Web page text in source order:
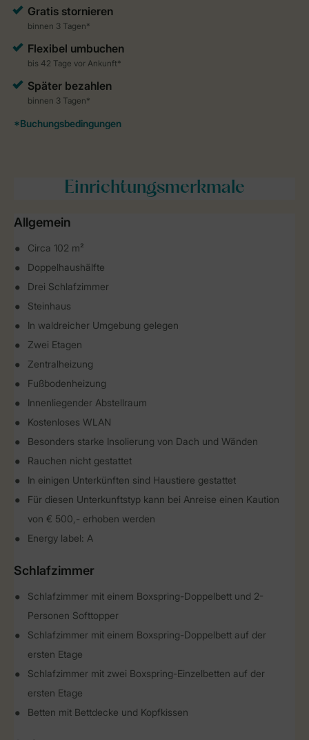
Einrichtungsmerkmale
Allgemein
Circa 102 m²
Doppelhaushälfte
Drei Schlafzimmer
Steinhaus
In waldreicher Umgebung gelegen
Zwei Etagen
Zentralheizung
Fußbodenheizung
Innenliegender Abstellraum
Kostenloses WLAN
Besonders starke Insolierung von Dach und Wänden
Rauchen nicht gestattet
In einigen Unterkünften sind Haustiere gestattet
Für diesen Unterkunftstyp kann bei Anreise einen Kaution
von € 500,- erhoben werden
Energy label: A
Schlafzimmer
Schlafzimmer mit einem Boxspring-Doppelbett und 2-
Personen Softtopper
Schlafzimmer mit einem Boxspring-Doppelbett auf der
ersten Etage
Schlafzimmer mit zwei Boxspring-Einzelbetten auf der
ersten Etage
Betten mit Bettdecke und Kopfkissen